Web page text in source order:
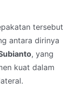
tersebut
antara dirinya
, yang
kuat dalam